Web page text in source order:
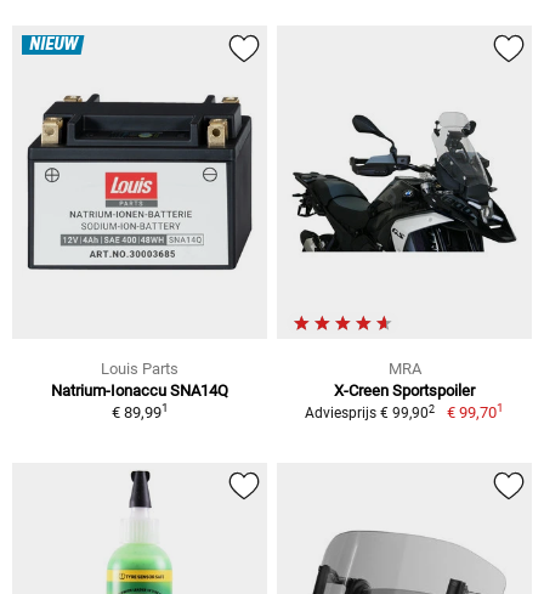
NIEUW
Louis Parts
Natrium-Ionaccu SNA14Q
€ 89,991
MRA
X-Creen Sportspoiler
Adviesprijs € 99,902 € 99,701